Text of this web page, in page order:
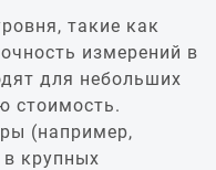
такие как
измерений в
для небольших
стоимость.
(например,
в крупных